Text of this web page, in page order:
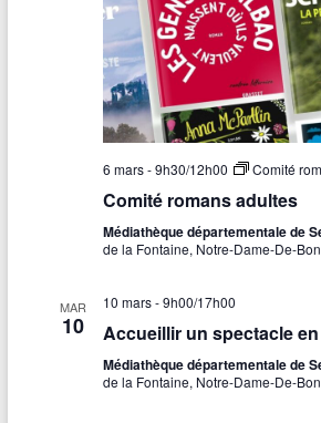
6 mars - 9h30/12h00 Comité
Comité romans adultes
Médiathèque départementale de
de la Fontaine, Notre-Dame-De-
MAR
10
10 mars - 9h00/17h00
Accueillir un spectacle
Médiathèque départementale de
de la Fontaine, Notre-Dame-De-